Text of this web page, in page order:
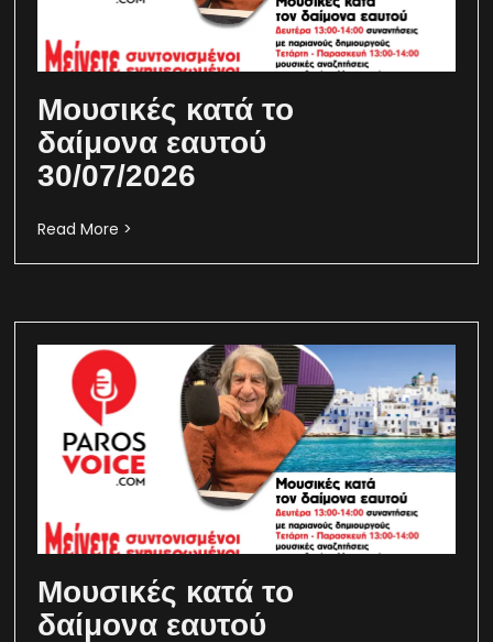
Μουσικές κατά το
δαίμονα εαυτού
30/07/2026
Read More >
Μουσικές κατά το
δαίμονα εαυτού